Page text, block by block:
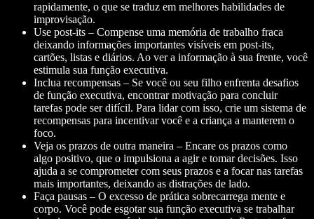
rapidamente, o que se traduz em melhores habilidades de
improvisação.
Use post-its – Compense uma memória de trabalho fraca
deixando informações importantes visíveis em post-its,
cartões, listas e diários. Ao ver a informação à sua frente, você
estimula sua função executiva.
Inclua recompensas – Se você ou seu filho enfrenta desafios
de função executiva, encontrar motivação para concluir
tarefas pode ser difícil. Para lidar com isso, crie um sistema de
recompensas para incentivar você e a criança a manterem o
foco.
Veja os prazos de outra maneira – Encare os prazos como
algo positivo, que o impulsiona a agir e tomar decisões. Isso
ajuda a se comprometer com seus prazos e a focar nas tarefas
mais importantes, deixando as distrações de lado.
Faça pausas – O excesso de prática sobrecarrega mente e
corpo. Você pode esgotar sua função executiva se trabalhar